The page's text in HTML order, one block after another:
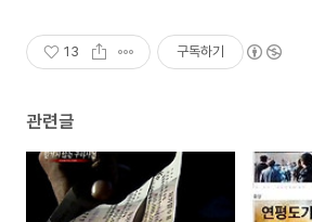
13 구독하기
관련글